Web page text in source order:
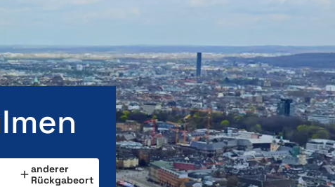
anderer
Rückgabeort